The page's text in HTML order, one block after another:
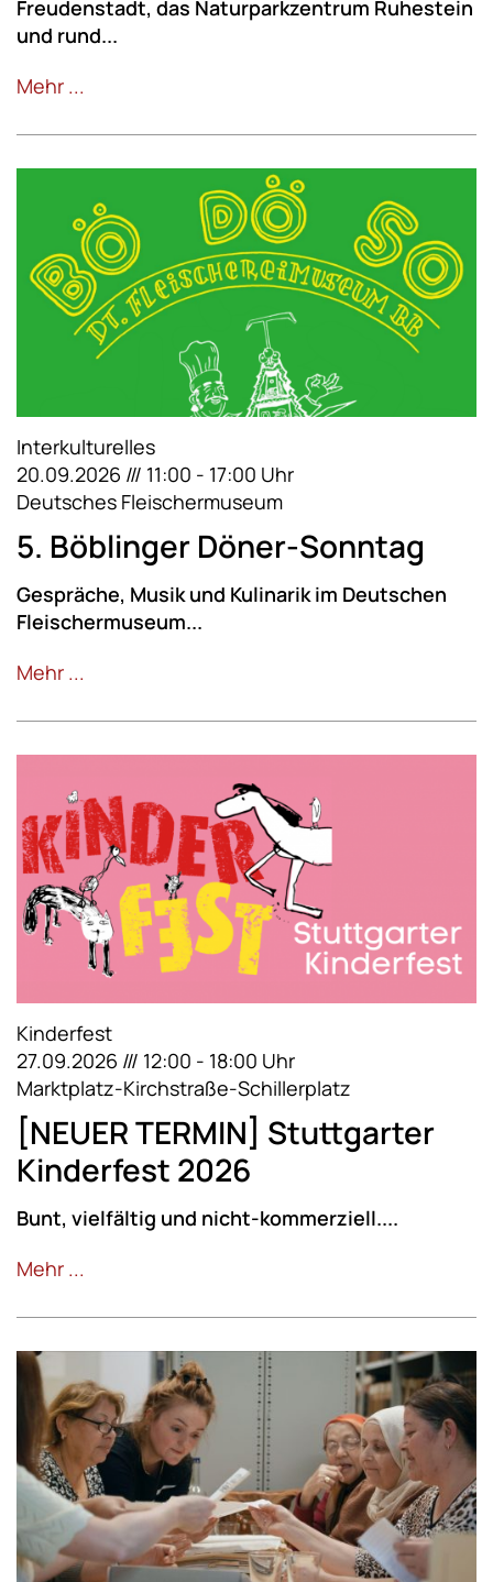
Freudenstadt, das Naturparkzentrum Ruhestein
und rund...
Mehr ...
Interkulturelles
20.09.2026 /// 11:00 - 17:00 Uhr
Deutsches Fleischermuseum
5. Böblinger Döner-Sonntag
Gespräche, Musik und Kulinarik im Deutschen
Fleischermuseum...
Mehr ...
Kinderfest
27.09.2026 /// 12:00 - 18:00 Uhr
Marktplatz-Kirchstraße-Schillerplatz
[NEUER TERMIN] Stuttgarter
Kinderfest 2026
Bunt, vielfältig und nicht-kommerziell....
Mehr ...